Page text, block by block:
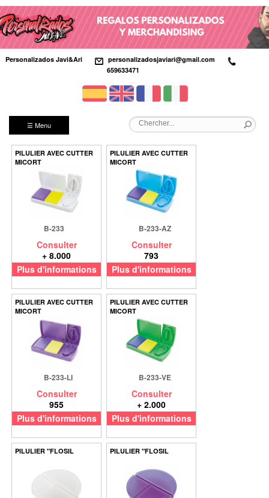
Personalizados Javi&Ari
personalizadosjaviari@gmail.com
659633471
☰ Menu
PILULIER AVEC CUTTER
MICORT
B-233
Consulter
+ 8.000
Plus d'informations
PILULIER AVEC CUTTER
MICORT
B-233-AZ
Consulter
793
Plus d'informations
PILULIER AVEC CUTTER
MICORT
B-233-LI
Consulter
955
Plus d'informations
PILULIER AVEC CUTTER
MICORT
B-233-VE
Consulter
+ 2.000
Plus d'informations
PILULIER "FLOSIL PILULIER "FLOSIL